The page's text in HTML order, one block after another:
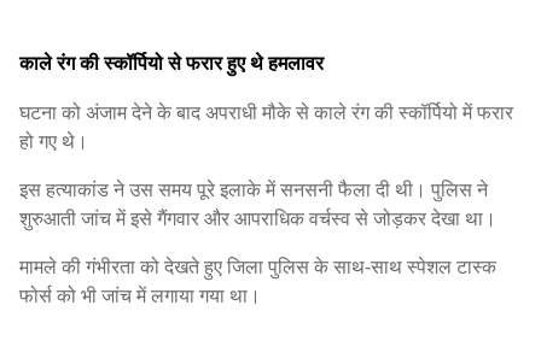
काले रंग की स्कॉर्पियो से फरार हुए थे हमलावर
घटना को अंजाम देने के बाद अपराधी मौके से काले रंग की स्कॉर्पियो में फरार
हो गए थे।
इस हत्याकांड ने उस समय पूरे इलाके में सनसनी फैला दी थी। पुलिस ने
शुरुआती जांच में इसे गैंगवार और आपराधिक वर्चस्व से जोड़कर देखा था।
मामले की गंभीरता को देखते हुए जिला पुलिस के साथ-साथ स्पेशल टास्क
फोर्स को भी जांच में लगाया गया था।